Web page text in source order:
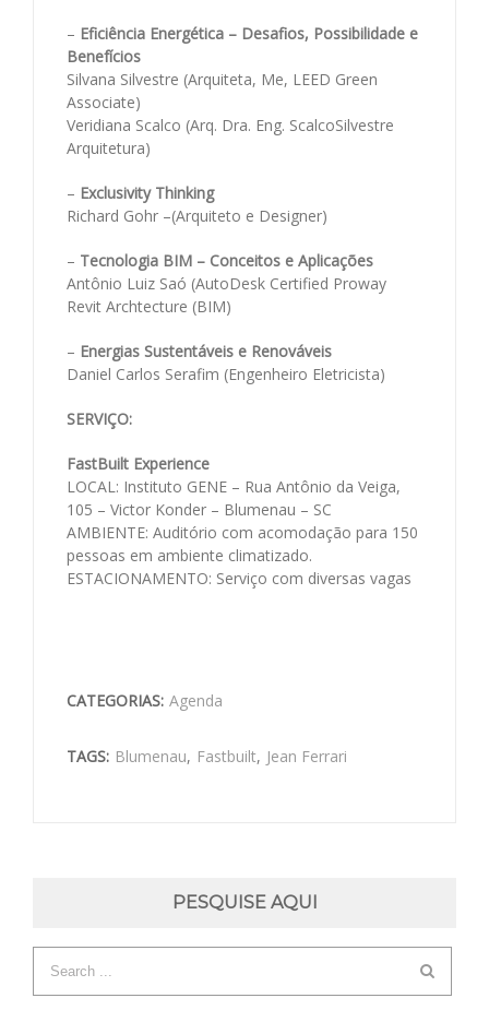
– Eficiência Energética – Desafios, Possibilidade e
Benefícios
Silvana Silvestre (Arquiteta, Me, LEED Green
Associate)
Veridiana Scalco (Arq. Dra. Eng. ScalcoSilvestre
Arquitetura)
– Exclusivity Thinking
Richard Gohr –(Arquiteto e Designer)
– Tecnologia BIM – Conceitos e Aplicações
Antônio Luiz Saó (AutoDesk Certified Proway
Revit Archtecture (BIM)
– Energias Sustentáveis e Renováveis
Daniel Carlos Serafim (Engenheiro Eletricista)
SERVIÇO:
FastBuilt Experience
LOCAL: Instituto GENE – Rua Antônio da Veiga,
105 – Victor Konder – Blumenau – SC
AMBIENTE: Auditório com acomodação para 150
pessoas em ambiente climatizado.
ESTACIONAMENTO: Serviço com diversas vagas
CATEGORIAS: Agenda
TAGS: Blumenau, Fastbuilt, Jean Ferrari
PESQUISE AQUI